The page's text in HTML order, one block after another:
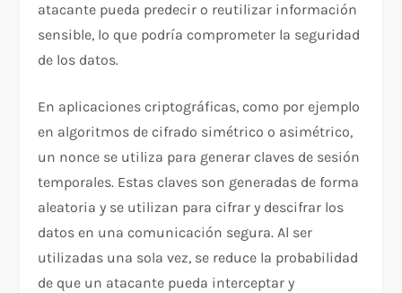
atacante pueda predecir o reutilizar información
sensible, lo que podría comprometer la seguridad
de los datos.
En aplicaciones criptográficas, como por ejemplo
en algoritmos de cifrado simétrico o asimétrico,
un nonce se utiliza para generar claves de sesión
temporales. Estas claves son generadas de forma
aleatoria y se utilizan para cifrar y descifrar los
datos en una comunicación segura. Al ser
utilizadas una sola vez, se reduce la probabilidad
de que un atacante pueda interceptar y